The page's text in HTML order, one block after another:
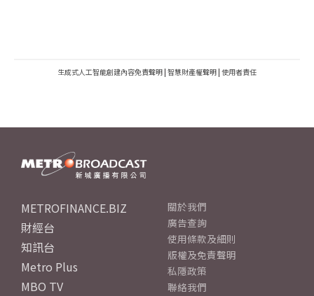
生成式人工智能創建內容免責聲明 | 智慧財產權聲明 | 使用者責任
METROFINANCE.BIZ
財經台
知訊台
Metro Plus
MBO TV
關於我們
廣告查詢
使用條款及細則
版權及免責聲明
私隱政策
聯絡我們